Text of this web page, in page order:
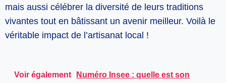
mais aussi célébrer la diversité de leurs traditions
vivantes tout en bâtissant un avenir meilleur. Voilà le
véritable impact de l’artisanat local !
Voir également Numéro Insee : quelle est son